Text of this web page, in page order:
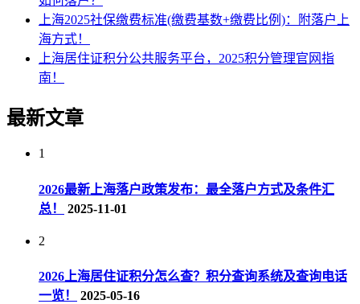
上海2025社保缴费标准(缴费基数+缴费比例)：附落户上
海方式！
上海居住证积分公共服务平台，2025积分管理官网指
南！
最新文章
1
2026最新上海落户政策发布：最全落户方式及条件汇
总！
2025-11-01
2
2026上海居住证积分怎么查？积分查询系统及查询电话
一览！
2025-05-16